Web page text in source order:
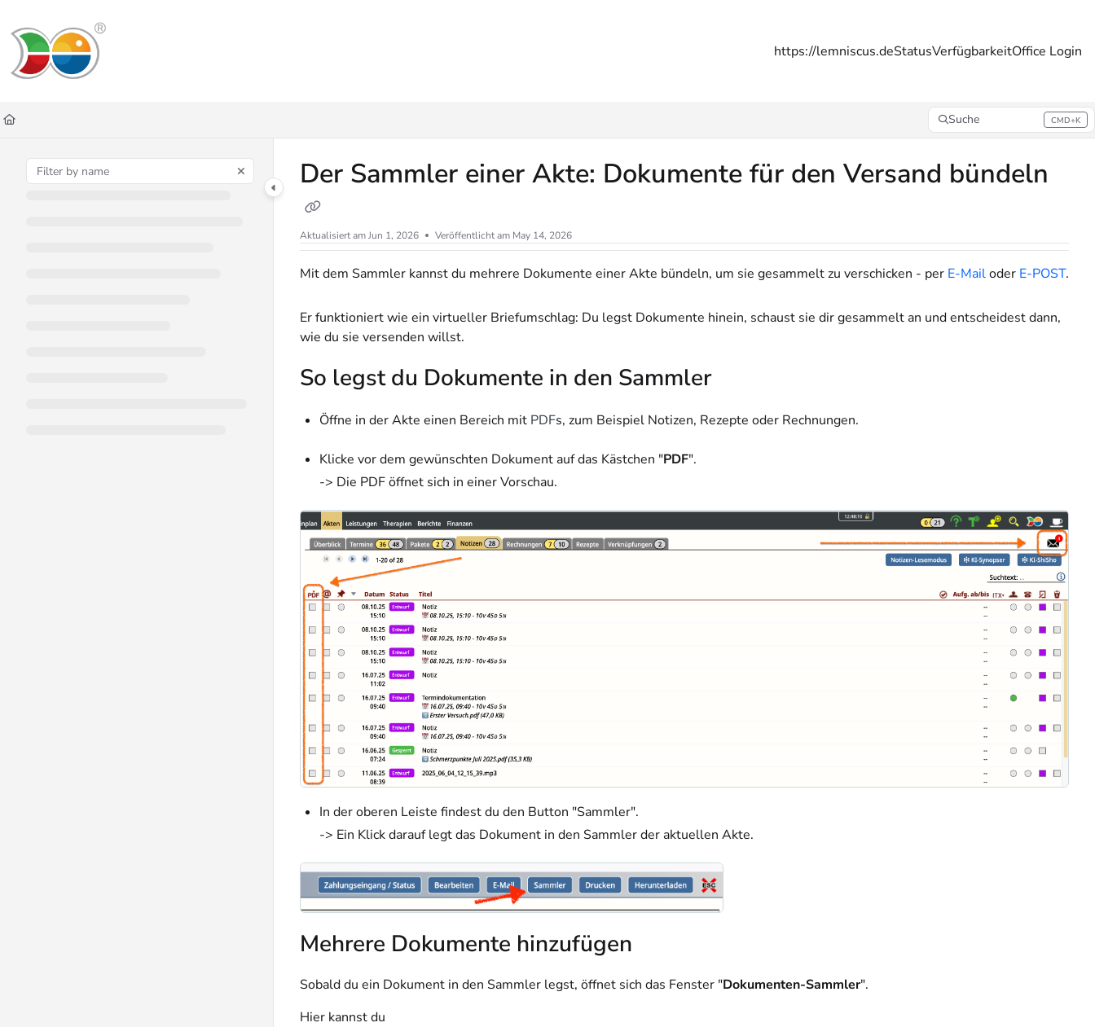
Fetch the complete documentation index at:
Use this file to discover all available pages before exploring further.
https://lemniscus.deStatusVerfügbarkeitOffice Login
Suche CMD+K
Press CMD+K to open search
Der Sammler einer Akte: Dokumente für den Versand bündeln
Aktualisiert amJun 1, 2026 Veröffentlicht am May 14, 2026
Mit dem Sammler kannst du mehrere Dokumente einer Akte bündeln, um sie gesammelt zu verschicken - per E-Mailoder E-POST.
Er funktioniert wie ein virtueller Briefumschlag: Du legst Dokumente hinein, schaust sie dir gesammelt an und entscheidest dann,
wie du sie versenden willst.
So legst du Dokumente in den Sammler
Öffne in der Akte einen Bereich mit PDFs, zum Beispiel Notizen, Rezepte oder Rechnungen.
Klicke vor dem gewünschten Dokument auf das Kästchen "PDF".
-> Die PDF öffnet sich in einer Vorschau.
In der oberen Leiste findest du den Button "Sammler".
-> Ein Klick darauf legt das Dokument in den Sammler der aktuellen Akte.
Mehrere Dokumente hinzufügen
Sobald du ein Dokument in den Sammler legst, öffnet sich das Fenster "Dokumenten-Sammler".
Hier kannst du